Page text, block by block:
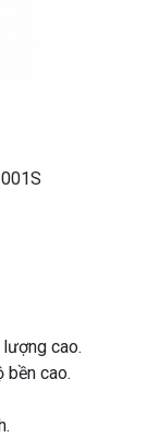
cao.
bền cao.